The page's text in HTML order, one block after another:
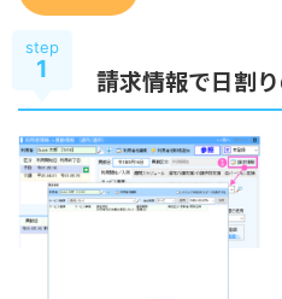
step
1 請求情報で日割り